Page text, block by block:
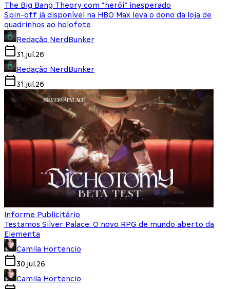
The Big Bang Theory com “herói” inesperado
Spin-off já disponível na HBO Max leva o dono da loja de
quadrinhos ao holofote
Redação NerdBunker
31.jul.26
Redação NerdBunker
31.jul.26
Informe Publicitário
Testamos Silver Palace: O novo RPG de mundo aberto da
Elementa
Camila Hortencio
30.jul.26
Camila Hortencio